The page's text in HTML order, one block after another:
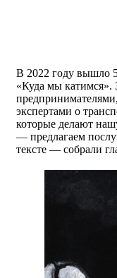
В 2022 году вышло 5
«Куда мы катимся».
экспертами о
которые делают
— предлагаем
тексте — собрали